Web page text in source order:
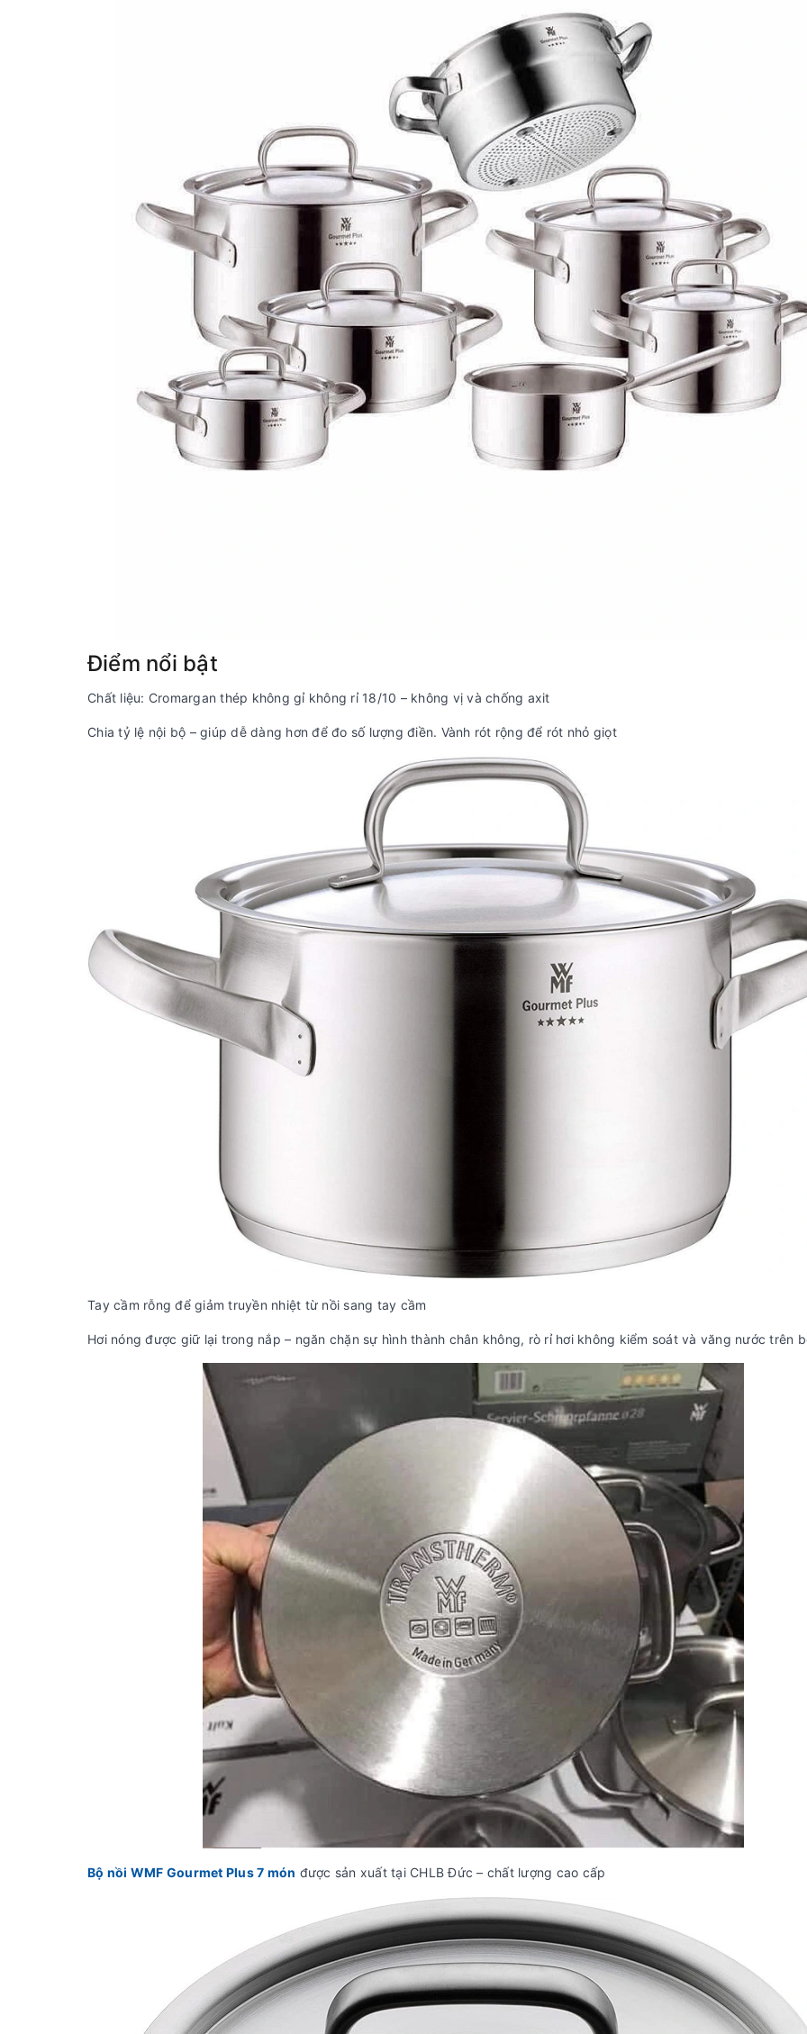
Điểm nổi bật
Chất liệu: Cromargan thép không gỉ không rỉ 18/10 – không vị và chống axit
Chia tỷ lệ nội bộ – giúp dễ dàng hơn để đo số lượng điền. Vành rót rộng để rót nhỏ giọt
Tay cầm rỗng để giảm truyền nhiệt từ nồi sang tay cầm
Hơi nóng được giữ lại trong nắp – ngăn chặn sự hình thành chân không, rò rỉ hơi không kiểm soát và văng nước trên
Bộ nồi WMF Gourmet Plus 7 món được sản xuất tại CHLB Đức – chất lượng cao cấp